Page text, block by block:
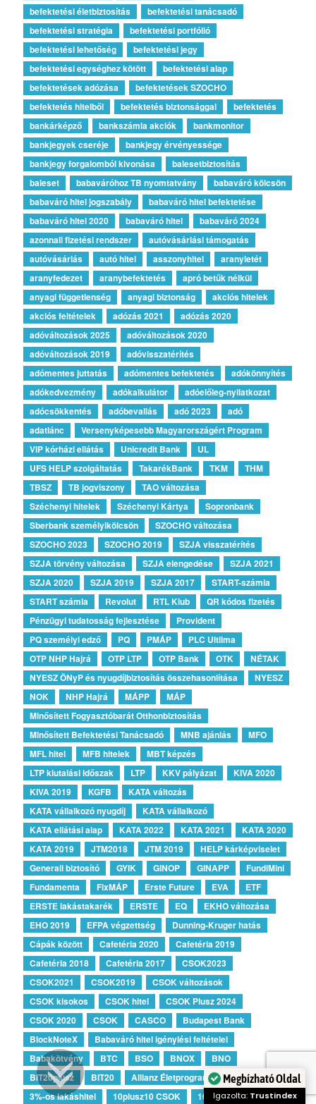
befektetési életbiztosítás
befektetési tanácsadó
befektetési stratégia
befektetési portfólió
befektetési lehetőség
befektetési jegy
befektetési egységhez kötött
befektetési alap
befektetések adózása
befektetések SZOCHO
befektetés hitelből
befektetés biztonsággal
befektetés
bankárképző
bankszámla akciók
bankmonitor
bankjegyek cseréje
bankjegy érvényessége
bankjegy forgalomból kivonása
balesetbiztosítás
baleset
babaváróhoz TB nyomtatvány
babaváró kölcsön
babaváró hitel jogszabály
babaváró hitel befektetése
babaváró hitel 2020
babaváró hitel
babaváró 2024
azonnali fizetési rendszer
autóvásárlási támogatás
autóvásárlás
autó hitel asszonyhitel
aranyletét
aranyfedezet
aranybefektetés
apró betűk nélkül
anyagi függetlenség
anyagi biztonság
akciós hitelek
akciós feltételek
adózás 2021
adózás 2020
adóváltozások 2025
adóváltozások 2020
adóváltozások 2019
adóvisszatérítés
adómentes juttatás
adómentes befektetés
adókönnyítés
adókedvezmény
adókalkulátor
adóelőleg-nyilatkozat
adócsökkentés
adóbevallás adó 2023
adó
adatlánc
Versenyképesebb Magyarországért Program
VIP kórházi ellátás
Unicredit Bank
UL
UFS HELP szolgáltatás
TakarékBank TKM
THM
TBSZ
TB jogviszony
TAO változása
Széchenyi hitelek
Széchenyi Kártya
Sopronbank
Sberbank személyikölcsön
SZOCHO változása
SZOCHO 2023
SZOCHO 2019
SZJA visszatérítés
SZJA törvény változása
SZJA elengedése
SZJA 2021
SZJA 2020
SZJA 2019 SZJA 2017
START-számla
START számla
Revolut RTL Klub
QR kódos fizetés
Pénzügyi tudatosság fejlesztése
Provident
PQ személyi edző
PQ PMÁP
PLC Ultlima
OTP NHP Hajrá
OTP LTP OTP Bank OTK
NÉTAK
NYESZ ÖNyP és nyugdíjbiztosítás összehasonlítása
NYESZ
NOK
NHP Hajrá MÁPP
MÁP
Minősített Fogyasztóbarát Otthonbiztosítás
Minősített Befektetési Tanácsadó
MNB ajánlás
MFO
MFL hitel
MFB hitelek
MBT képzés
LTP kiutalási időszak
LTP KKV pályázat
KIVA 2020
KIVA 2019
KGFB
KATA változás
KATA vállalkozó nyugdíj
KATA vállalkozó
KATA ellátási alap
KATA 2022 KATA 2021
KATA 2020
KATA 2019
JTM2018 JTM 2019
HELP kárképviselet
Generali biztosító
GYIK GINOP GINAPP
FundiMini
Fundamenta
FixMÁP Erste Future EVA
ETF
ERSTE lakástakarék
ERSTE EQ
EKHO változása
EHO 2019
EFPA végzettség
Dunning-Kruger hatás
Cápák között
Cafetéria 2020
Cafetéria 2019
Cafetéria 2018
Cafetéria 2017
CSOK2023
CSOK2021
CSOK2019
CSOK változások
CSOK kisokos
CSOK hitel
CSOK Plusz 2024
CSOK 2020
CSOK CASCO
Budapest Bank
BlockNoteX
Babaváró hitel igénylési feltételei
Babakötvény
BTC BSO BNOX
BNO
BIT20plusz
BIT20 Allianz Életprogram
AFR
3%-os lakáshitel
10plusz10 CSOK 10plus15 CSOK
Megbízható Oldal